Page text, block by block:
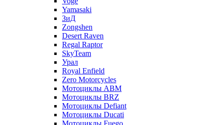
Yamasaki
ЗиД
Zongshen
Desert Raven
Regal Raptor
SkyTeam
Урал
Royal Enfield
Zero Motorcycles
Мотоциклы ABM
Мотоциклы BRZ
Мотоциклы Defiant
Мотоциклы Ducati
Мотоциклы Fuego